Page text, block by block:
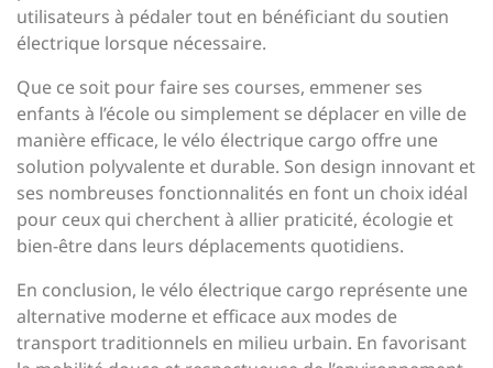
utilisateurs à pédaler tout en bénéficiant du soutien
électrique lorsque nécessaire.
Que ce soit pour faire ses courses, emmener ses
enfants à l’école ou simplement se déplacer en ville de
manière efficace, le vélo électrique cargo offre une
solution polyvalente et durable. Son design innovant et
ses nombreuses fonctionnalités en font un choix idéal
pour ceux qui cherchent à allier praticité, écologie et
bien-être dans leurs déplacements quotidiens.
En conclusion, le vélo électrique cargo représente une
alternative moderne et efficace aux modes de
transport traditionnels en milieu urbain. En favorisant